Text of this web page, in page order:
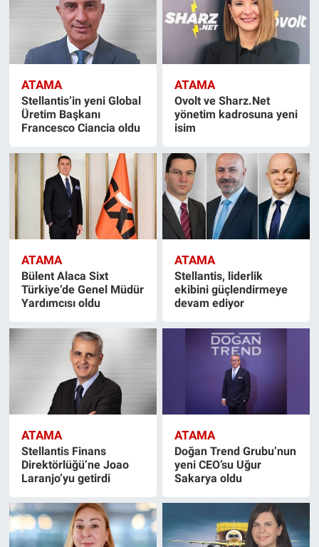
ATAMA
Stellantis’in yeni Global
Üretim Başkanı
Francesco Ciancia oldu
ATAMA
Ovolt ve Sharz.Net
yönetim kadrosuna yeni
isim
ATAMA
Bülent Alaca Sixt
Türkiye’de Genel Müdür
Yardımcısı oldu
ATAMA
Stellantis, liderlik
ekibini güçlendirmeye
devam ediyor
ATAMA
Stellantis Finans
Direktörlüğü’ne Joao
Laranjo’yu getirdi
ATAMA
Doğan Trend Grubu’nun
yeni CEO’su Uğur
Sakarya oldu